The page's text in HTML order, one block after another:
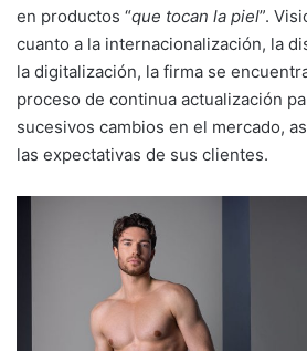
en productos “que tocan la piel”.
cuanto a la internacionalización, la
la digitalización, la firma se
proceso de continua actualización
sucesivos cambios en el mercado,
las expectativas de sus clientes.